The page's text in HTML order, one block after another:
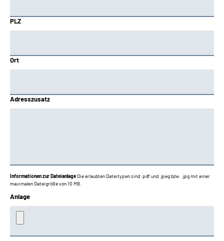
PLZ
Ort
Adresszusatz
Informationen zur Dateianlage Die erlaubten Dateitypen sind .pdf und .jpeg bzw. .jpg mit einer
maximalen Dateigröße von 10 MB.
Anlage